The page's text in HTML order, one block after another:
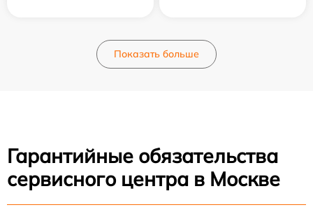
Показать больше
Гарантийные обязательства
сервисного центра в Москве